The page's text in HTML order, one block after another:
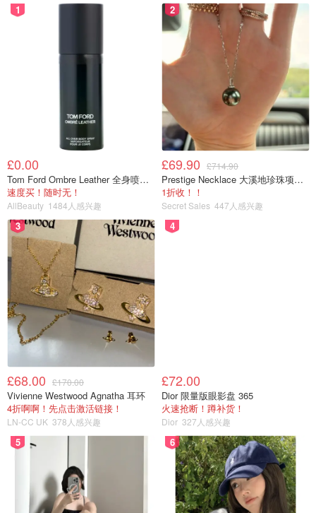
1
£0.00
Tom Ford Ombre Leather 全身喷雾 150ml
速度买！随时无！
AllBeauty 1484人感兴趣
2
£69.90 £714.90
Prestige Necklace 大溪地珍珠项链 10-11mm
1折收！！
Secret Sales 447人感兴趣
3
£68.00 £170.00
Vivienne Westwood Agnatha 耳环
4折啊啊！先点击激活链接！
LN-CC UK 378人感兴趣
4
£72.00
Dior 限量版眼影盘 365
火速抢断！蹲补货！
Dior 327人感兴趣
5 6